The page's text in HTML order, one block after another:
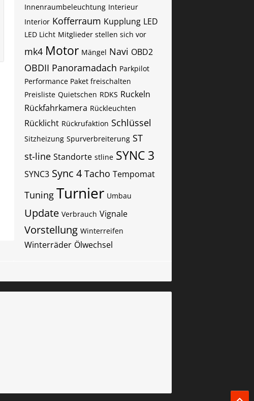
Innenraumbeleuchtung Interieur
Interior Kofferraum Kupplung LED
LED Licht Mitglieder stellen sich vor
mk4 Motor Mängel Navi OBD2
OBDII Panoramadach Parkpilot
Performance Paket freischalten
Preisliste Quietschen RDKS Ruckeln
Rückfahrkamera Rückleuchten
Rücklicht Rückrufaktion Schlüssel
Sitzheizung Spurverbreiterung ST
st-line Standorte stline SYNC 3
SYNC3 Sync 4 Tacho Tempomat
Tuning Turnier Umbau
Update Verbrauch Vignale
Vorstellung Winterreifen
Winterräder Ölwechsel